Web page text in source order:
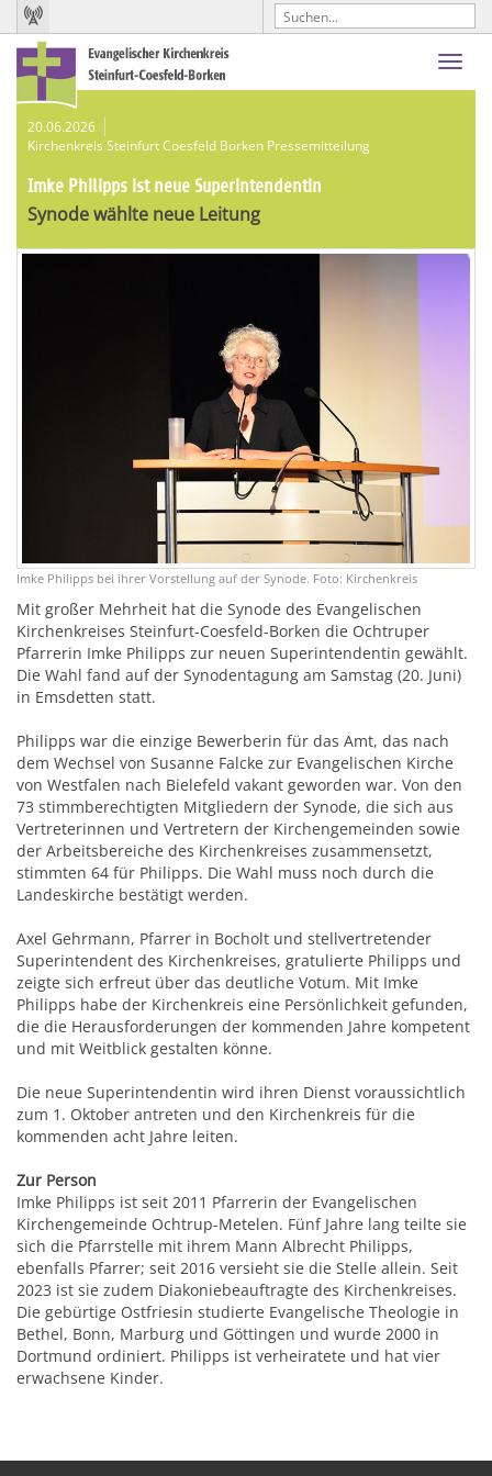
20.06.2026
Kirchenkreis Steinfurt Coesfeld Borken Pressemitteilung
Imke Philipps ist neue Superintendentin
Synode wählte neue Leitung
Imke Philipps bei ihrer Vorstellung auf der Synode. Foto: Kirchenkreis
Mit großer Mehrheit hat die Synode des Evangelischen
Kirchenkreises Steinfurt-Coesfeld-Borken die Ochtruper
Pfarrerin Imke Philipps zur neuen Superintendentin gewählt.
Die Wahl fand auf der Synodentagung am Samstag (20. Juni)
in Emsdetten statt.
Philipps war die einzige Bewerberin für das Amt, das nach
dem Wechsel von Susanne Falcke zur Evangelischen Kirche
von Westfalen nach Bielefeld vakant geworden war. Von den
73 stimmberechtigten Mitgliedern der Synode, die sich aus
Vertreterinnen und Vertretern der Kirchengemeinden sowie
der Arbeitsbereiche des Kirchenkreises zusammensetzt,
stimmten 64 für Philipps. Die Wahl muss noch durch die
Landeskirche bestätigt werden.
Axel Gehrmann, Pfarrer in Bocholt und stellvertretender
Superintendent des Kirchenkreises, gratulierte Philipps und
zeigte sich erfreut über das deutliche Votum. Mit Imke
Philipps habe der Kirchenkreis eine Persönlichkeit gefunden,
die die Herausforderungen der kommenden Jahre kompetent
und mit Weitblick gestalten könne.
Die neue Superintendentin wird ihren Dienst voraussichtlich
zum 1. Oktober antreten und den Kirchenkreis für die
kommenden acht Jahre leiten.
Zur Person
Imke Philipps ist seit 2011 Pfarrerin der Evangelischen
Kirchengemeinde Ochtrup-Metelen. Fünf Jahre lang teilte sie
sich die Pfarrstelle mit ihrem Mann Albrecht Philipps,
ebenfalls Pfarrer; seit 2016 versieht sie die Stelle allein. Seit
2023 ist sie zudem Diakoniebeauftragte des Kirchenkreises.
Die gebürtige Ostfriesin studierte Evangelische Theologie in
Bethel, Bonn, Marburg und Göttingen und wurde 2000 in
Dortmund ordiniert. Philipps ist verheiratete und hat vier
erwachsene Kinder.